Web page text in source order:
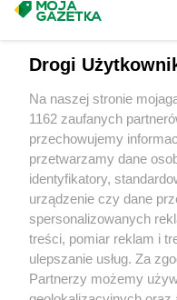
Biedronka Bukowno
Busko-Zdrój
Biedronka
Bychawa
Biedronka Byczyna
Biedronka Bydgoszcz
Biedronka Bystrzyca
Biedronka Bystrzyca
Biedronka Bytom
Biedronka Bytom
Biedronka Bytów
Biedronka Cegłów
Biedronka Charzyno
Napisz do nas:
Zobacz szczegóły
Retail Radar
Produkty
Wasze ulubione produkty
Regulamin serwisu i
Mapa strony
Drogi
Na naszej stronie
1162 zaufanych
przechowujemy
przetwarzamy dane
identyfikatory,
urządzenie czy dane
spersonalizowanych
treści, pomiar reklam i
ulepszanie usług. Za
Partnerzy możemy